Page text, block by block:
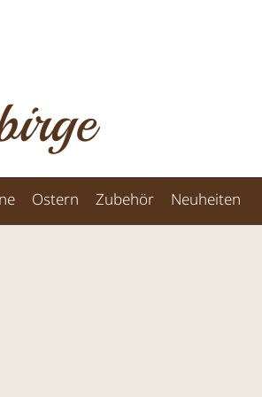
Ostern Zubehör Neuheiten